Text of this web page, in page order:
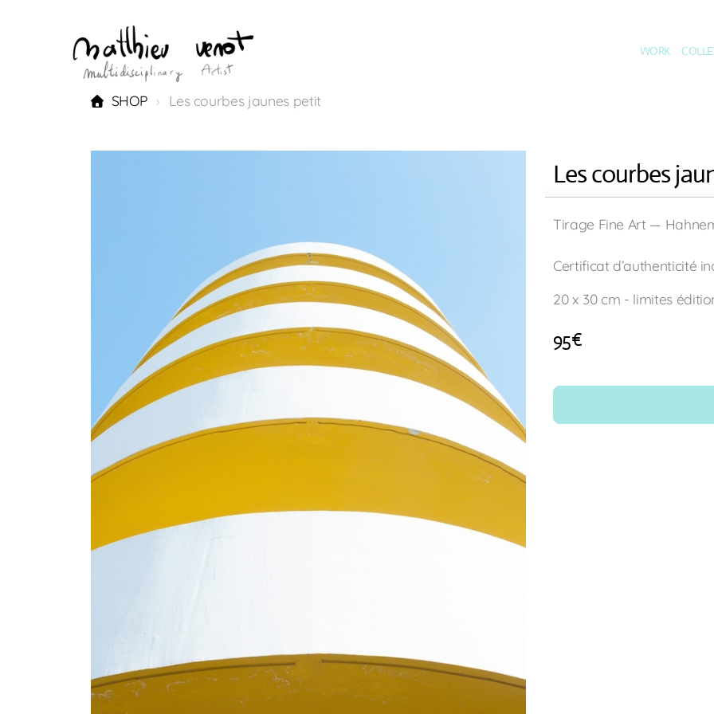
WORK
SHOP Les courbes jaunes petit
Les courbes
Tirage Fine Art —
Certificat d’authenticité
20 x 30 cm - limites
95€